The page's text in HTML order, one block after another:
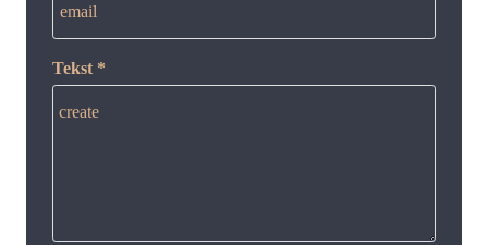
email
Tekst *
create